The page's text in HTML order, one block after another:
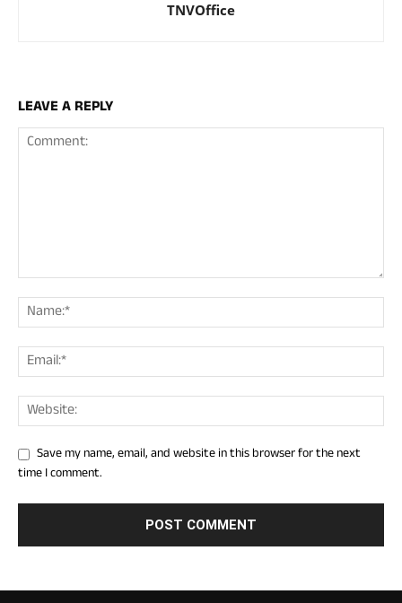
TNVOffice
LEAVE A REPLY
Save my name, email, and website in this browser for the next
time I comment.